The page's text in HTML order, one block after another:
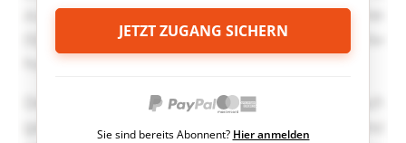
JETZT ZUGANG SICHERN
Sie sind bereits Abonnent? Hier anmelden